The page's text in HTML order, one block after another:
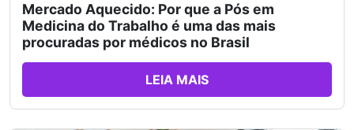
Mercado Aquecido: Por que a Pós em
Medicina do Trabalho é uma das mais
procuradas por médicos no Brasil
LEIA MAIS